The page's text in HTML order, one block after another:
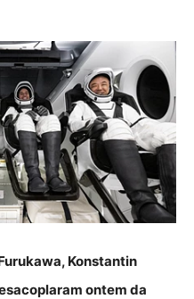
Konstantin
ontem da